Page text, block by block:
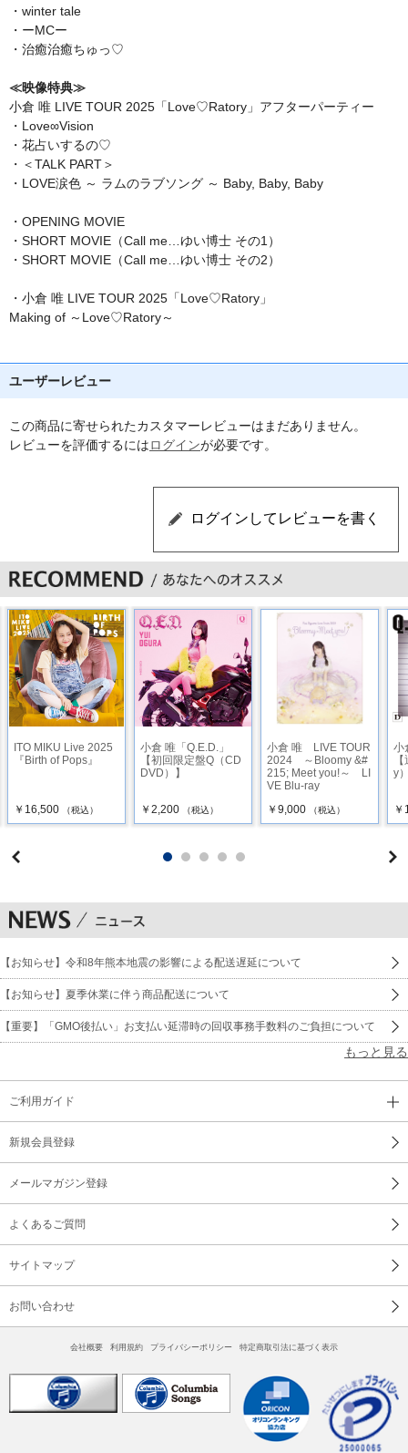
・winter tale
・ーMCー
・治癒治癒ちゅっ♡
≪映像特典≫
小倉 唯 LIVE TOUR 2025「Love♡Ratory」アフターパーティー
・Love∞Vision
・花占いするの♡
・＜TALK PART＞
・LOVE涙色 ～ ラムのラブソング ～ Baby, Baby, Baby
・OPENING MOVIE
・SHORT MOVIE（Call me…ゆい博士 その1）
・SHORT MOVIE（Call me…ゆい博士 その2）
・小倉 唯 LIVE TOUR 2025「Love♡Ratory」
Making of ～Love♡Ratory～
ユーザーレビュー
この商品に寄せられたカスタマーレビューはまだありません。
レビューを評価するにはログインが必要です。
ITO MIKU Live 2025
『Birth of Pops』
￥16,500 （税込）
小倉 唯「Q.E.D.」
【初回限定盤Q（CD
DVD）】
￥2,200 （税込）
小倉 唯 LIVE TOUR
2024 ～Bloomy &#
215; Meet you!～ LI
VE Blu-ray
￥9,000
（税込）
小
y
【お知らせ】令和8年熊本地震の影響による配送遅延について
【お知らせ】夏季休業に伴う商品配送について
【重要】「GMO後払い」お支払い延滞時の回収事務手数料のご負担について
もっと見る
ご利用ガイド
新規会員登録
メールマガジン登録
よくあるご質問
サイトマップ
お問い合わせ
会社概要 利用規約 プライバシーポリシー 特定商取引法に基づく表示